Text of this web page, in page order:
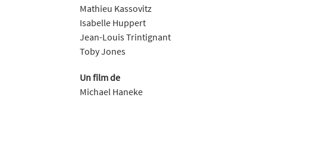
Mathieu Kassovitz
Isabelle Huppert
Jean-Louis Trintignant
Toby Jones
Un film de
Michael Haneke